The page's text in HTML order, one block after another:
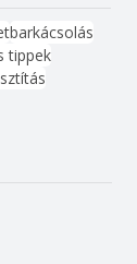
barkácsolás
tippek